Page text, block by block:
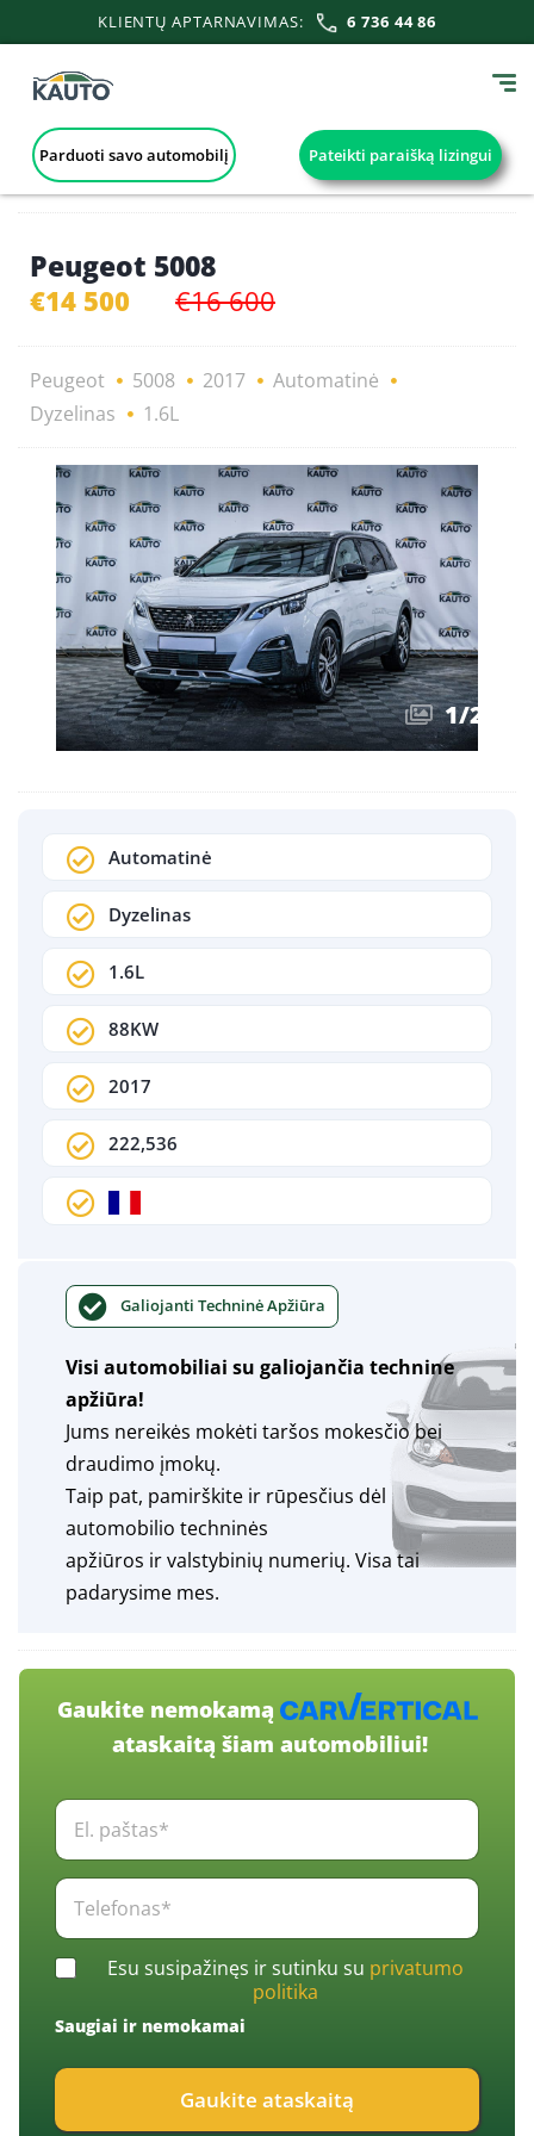
KLIENTŲ APTARNAVIMAS: 6 736 44 86
Parduoti savo automobilį Pateikti paraišką lizingui
Peugeot 5008
€14 500 €16 600
Peugeot 5008 2017
Automatinė
Dyzelinas
1.6L
1/26
Automatinė
Dyzelinas
1.6L
88KW
2017
222,536
Galiojanti Techninė Apžiūra
Visi automobiliai su galiojančia technine
apžiūra!
Jums nereikės mokėti taršos mokesčio bei
draudimo įmokų.
Taip pat, pamirškite ir rūpesčius dėl
automobilio techninės
apžiūros ir valstybinių numerių. Visa tai
padarysime mes.
Gaukite nemokamą
ataskaitą šiam automobiliui!
E
.
p
š
t
a
*
T
l
e
f
n
s
C
c
b
x
Esu susipažinęs ir sutinku su privatumo
politika
Saugiai ir nemokamai
Gaukite ataskaitą